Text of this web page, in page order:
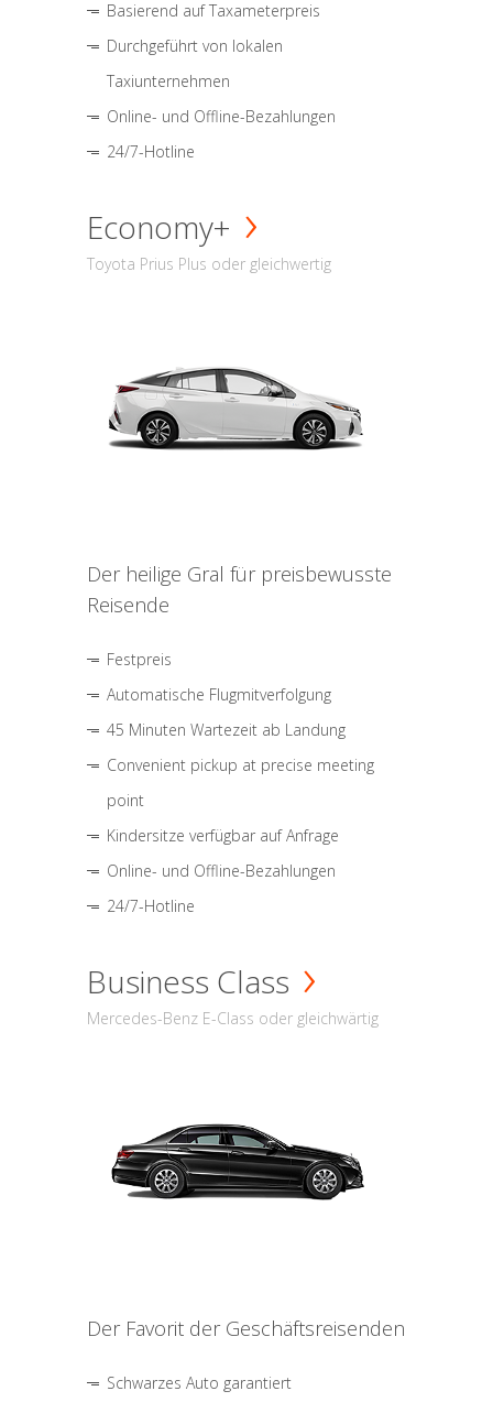
Basierend auf Taxameterpreis
Durchgeführt von lokalen
Taxiunternehmen
Online- und Offline-Bezahlungen
24/7-Hotline
Economy+
Toyota Prius Plus oder gleichwertig
Der heilige Gral für preisbewusste
Reisende
Festpreis
Automatische Flugmitverfolgung
45 Minuten Wartezeit ab Landung
Convenient pickup at precise meeting
point
Kindersitze verfügbar auf Anfrage
Online- und Offline-Bezahlungen
24/7-Hotline
Business Class
Mercedes-Benz E-Class oder gleichwärtig
Der Favorit der Geschäftsreisenden
Schwarzes Auto garantiert